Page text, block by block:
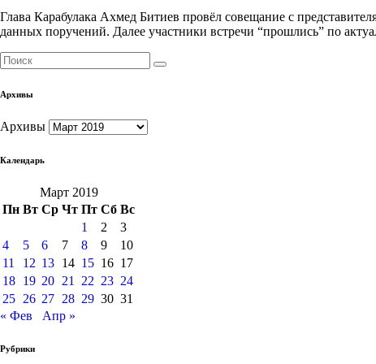
Глава Карабулака Ахмед Битиев провёл совещание с
данных поручений. Далее участники встречи “прошлись” по
Архивы
Архивы
Календарь
Март 2019
Пн Вт Ср Чт Пт Сб Вс
1
2
3
4
5 6 7 8 9
10
11
12 13 14 15 16 17
18 19 20 21 22 23 24
25 26 27 28 29 30 31
« Фев
Апр »
Рубрики